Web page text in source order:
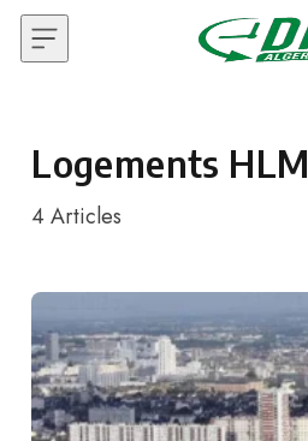
Skip to content
Logements HLM
4 Articles